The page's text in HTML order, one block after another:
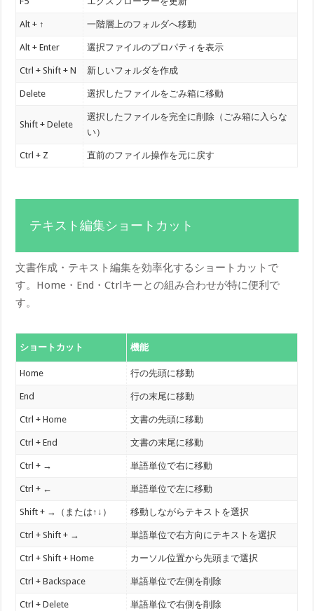
Alt + ↑ 一階層上のフォルダへ移動
Alt + Enter 選択ファイルのプロパティを表示
Ctrl + Shift + N 新しいフォルダを作成
Delete 選択したファイルをごみ箱に移動
Shift + Delete
選択したファイルを完全に削除（ごみ箱に入らな
い）
Ctrl + Z 直前のファイル操作を元に戻す
テキスト編集ショートカット
文書作成・テキスト編集を効率化するショートカットで
す。Home・End・Ctrlキーとの組み合わせが特に便利で
す。
ショートカット 機能
Home 行の先頭に移動
End 行の末尾に移動
Ctrl + Home 文書の先頭に移動
Ctrl + End 文書の末尾に移動
Ctrl + → 単語単位で右に移動
Ctrl + ← 単語単位で左に移動
Shift + →（または↑↓） 移動しながらテキストを選択
Ctrl + Shift + → 単語単位で右方向にテキストを選択
Ctrl + Shift + Home カーソル位置から先頭まで選択
Ctrl + Backspace 単語単位で左側を削除
Ctrl + Delete 単語単位で右側を削除